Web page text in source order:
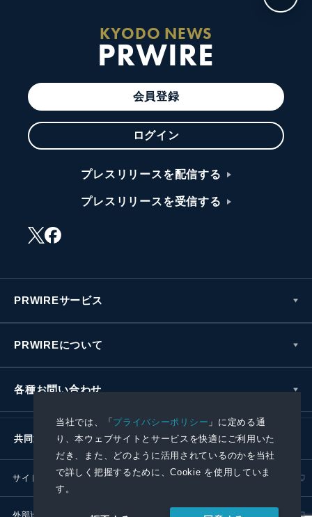
当社では、「プライバシーポリシー 」に定める通
り、本ウェブサイトとサービスを快適にご利用いた
だき、また、どのように活用されているのかを当社
で詳しく把握するために、Cookie を使用していま
す。
KYODO NEWS
PRWIRE
会員登録
ログイン
プレスリリースを配信する
プレスリリースを受信する
PRWIREサービス
PRWIREについて
各種お問い合わせ
共同通信社グループ
サイトポリシー プライバシーポリシー
外部送信ポリシー プレスリリース取扱基準